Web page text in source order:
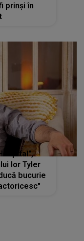
prinși în
lor Tyler
bucurie